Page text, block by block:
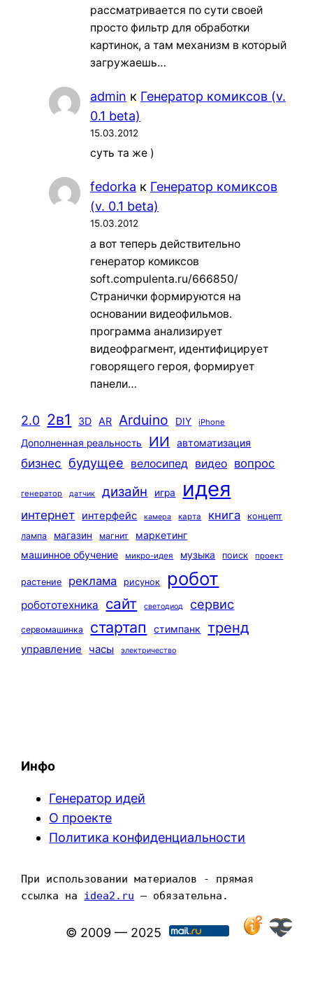
рассматривается по сути своей
просто фильтр для обработки
картинок, а там механизм в который
загружаешь…
admin к Генератор комиксов (v.
0.1 beta)
15.03.2012
суть та же )
fedorka к Генератор комиксов
(v. 0.1 beta)
15.03.2012
а вот теперь действительно
генератор комиксов
soft.compulenta.ru/666850/
Странички формируются на
основании видеофильмов.
программа анализирует
видеофрагмент, идентифицирует
говорящего героя, формирует
панели…
2.0 2в1 3D AR Arduino DIY iPhone
Дополненная реальность ИИ автоматизация
бизнес будущее велосипед видео вопрос
генератор датчик дизайн игра идея
интернет интерфейс камера карта книга
концепт
лампа
магазин магнит
маркетинг
машинное обучение
микро-идея музыка поиск проект
растение реклама рисунок робот
робототехника сайт светодиод сервис
сервомашинка стартап стимпанк тренд
управление часы электричество
Инфо
Генератор идей
О проекте
Политика конфиденциальности
При использовании материалов - прямая
ссылка на idea2.ru — обязательна.
© 2009 — 2025